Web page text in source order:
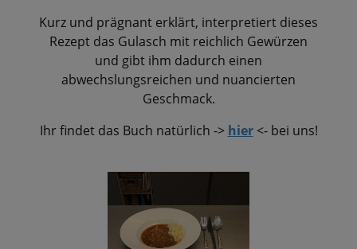
Kurz und prägnant erklärt, interpretiert dieses
Rezept das Gulasch mit reichlich Gewürzen
und gibt ihm dadurch einen
abwechslungsreichen und nuancierten
Geschmack.
Ihr findet das Buch natürlich -> hier<- bei uns!